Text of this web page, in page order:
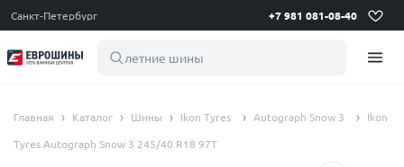
Санкт-Петербург +7 981 081-08-40
летние шины 195 6
Главная Каталог Шины Ikon Tyres Autograph Snow 3
Ikon
Tyres Autograph Snow 3 245/40 R18 97T